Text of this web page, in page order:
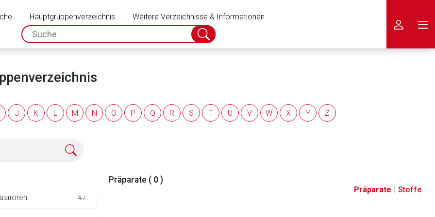
Hauptgruppenverzeichnis
Weitere Verzeichnisse & Informationen
spc.search.input.placeholder
Suche
abschicken
J K L M N O P Q R S T U V W X Y Z
19
47
Präparate ( 0 )
Präparate | Stoffe